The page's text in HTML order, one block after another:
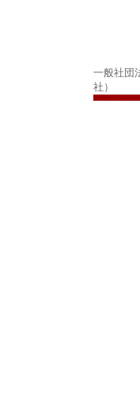
一般社団
社）